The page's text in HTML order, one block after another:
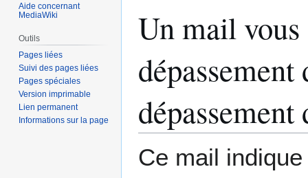
navigation
recherche
Un mail vous
Ce mail
Aide concernant
MediaWiki
Outils
Pages liées
Suivi des pages liées
Pages spéciales
Version imprimable
Lien permanent
Informations sur la page